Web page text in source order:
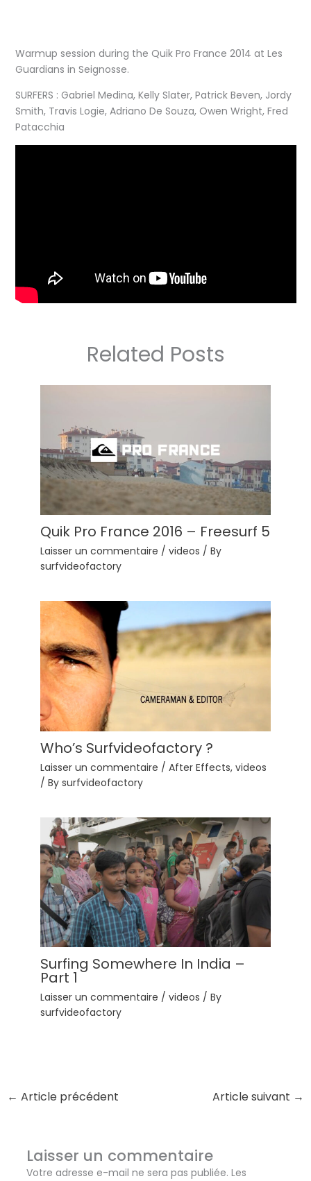
Warmup session during the Quik Pro France 2014 at Les
Guardians in Seignosse.
SURFERS : Gabriel Medina, Kelly Slater, Patrick Beven, Jordy
Smith, Travis Logie, Adriano De Souza, Owen Wright, Fred
Patacchia
Related Posts
Quik Pro France 2016 – Freesurf 5
Laisser un commentaire / videos / By
surfvideofactory
Who’s Surfvideofactory ?
Laisser un commentaire / After Effects, videos
/ By surfvideofactory
Surfing Somewhere In India –
Part 1
Laisser un commentaire / videos / By
surfvideofactory
← Article précédent Article suivant →
Laisser un commentaire
Votre adresse e-mail ne sera pas publiée. Les